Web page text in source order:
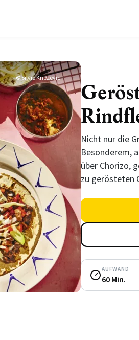
© Silvio Knezevic
Nicht nur die
Besonderem,
über Chorizo,
zu gerösteten
AUFWAND
60 Min.